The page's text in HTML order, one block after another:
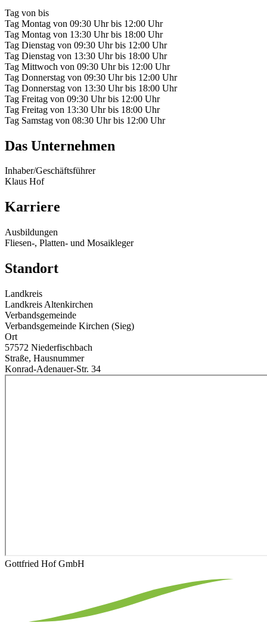
Tag von bis
Tag Montag von 09:30 Uhr bis 12:00 Uhr
Tag Montag von 13:30 Uhr bis 18:00 Uhr
Tag Dienstag von 09:30 Uhr bis 12:00 Uhr
Tag Dienstag von 13:30 Uhr bis 18:00 Uhr
Tag Mittwoch von 09:30 Uhr bis 12:00 Uhr
Tag Donnerstag von 09:30 Uhr bis 12:00 Uhr
Tag Donnerstag von 13:30 Uhr bis 18:00 Uhr
Tag Freitag von 09:30 Uhr bis 12:00 Uhr
Tag Freitag von 13:30 Uhr bis 18:00 Uhr
Tag Samstag von 08:30 Uhr bis 12:00 Uhr
Das Unternehmen
Inhaber/Geschäftsführer
Klaus Hof
Karriere
Ausbildungen
Fliesen-, Platten- und Mosaikleger
Standort
Landkreis
Landkreis Altenkirchen
Verbandsgemeinde
Verbandsgemeinde Kirchen (Sieg)
Ort
57572 Niederfischbach
Straße, Hausnummer
Konrad-Adenauer-Str. 34
Gottfried Hof GmbH